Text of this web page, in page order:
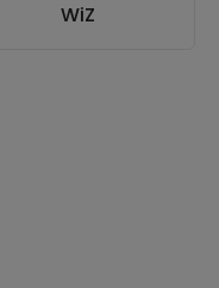
WiZ